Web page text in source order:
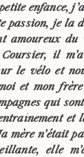
enfance,
passion, je la
amoureux du
il
le vélo et
et mon
qui
et
mère n’était
elle